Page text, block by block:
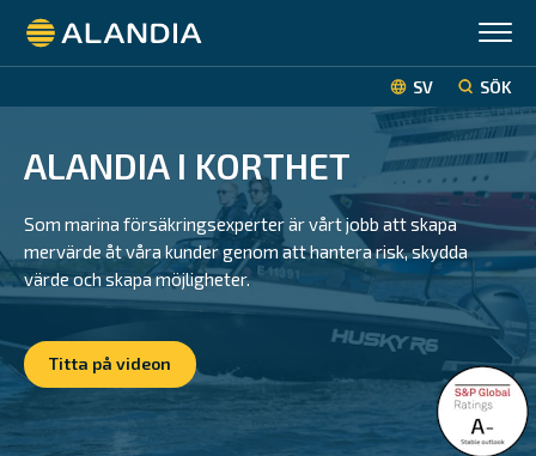
Alandia
SV SÖK
ALANDIA I KORTHET
Som marina försäkringsexperter är vårt jobb att skapa
mervärde åt våra kunder genom att hantera risk, skydda
värde och skapa möjligheter.
Titta på videon